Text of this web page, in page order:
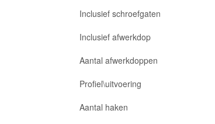
Inclusief schroefgaten
Inclusief afwerkdop
Aantal afwerkdoppen
Profiel\uitvoering
Aantal haken